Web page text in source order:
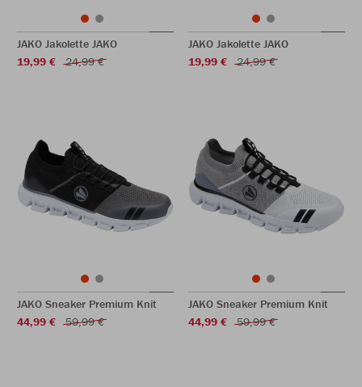
JAKO Jakolette JAKO
19,99 €
24,99 €
JAKO Jakolette JAKO
19,99 €
24,99 €
JAKO Sneaker Premium Knit
44,99 €
59,99 €
JAKO Sneaker Premium Knit
44,99 €
59,99 €